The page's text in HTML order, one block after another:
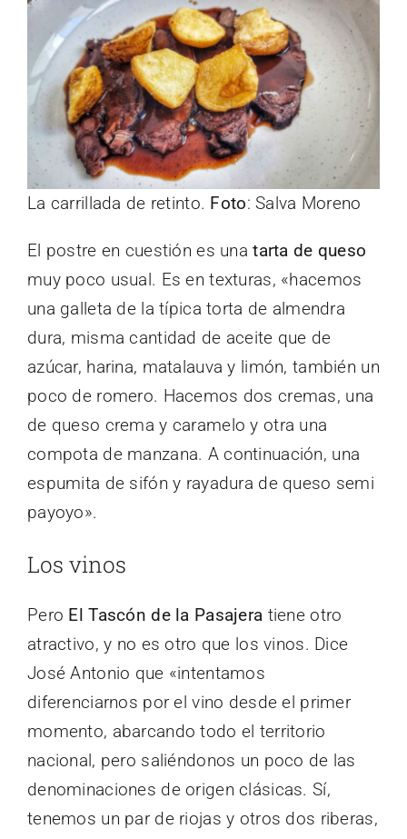
La carrillada de retinto. Foto: Salva Moreno
El postre en cuestión es unatarta de queso
muy poco usual. Es en texturas, «hacemos
una galleta de la típica torta de almendra
dura, misma cantidad de aceite que de
azúcar, harina, matalauva y limón, también un
poco de romero. Hacemos dos cremas, una
de queso crema y caramelo y otra una
compota de manzana. A continuación, una
espumita de sifón y rayadura de queso semi
payoyo».
Los vinos
Pero El Tascón de la Pasajera tiene otro
atractivo, y no es otro que los vinos. Dice
José Antonio que «intentamos
diferenciarnos por el vino desde el primer
momento, abarcando todo el territorio
nacional, pero saliéndonos un poco de las
denominaciones de origen clásicas. Sí,
tenemos un par de riojas y otros dos riberas,